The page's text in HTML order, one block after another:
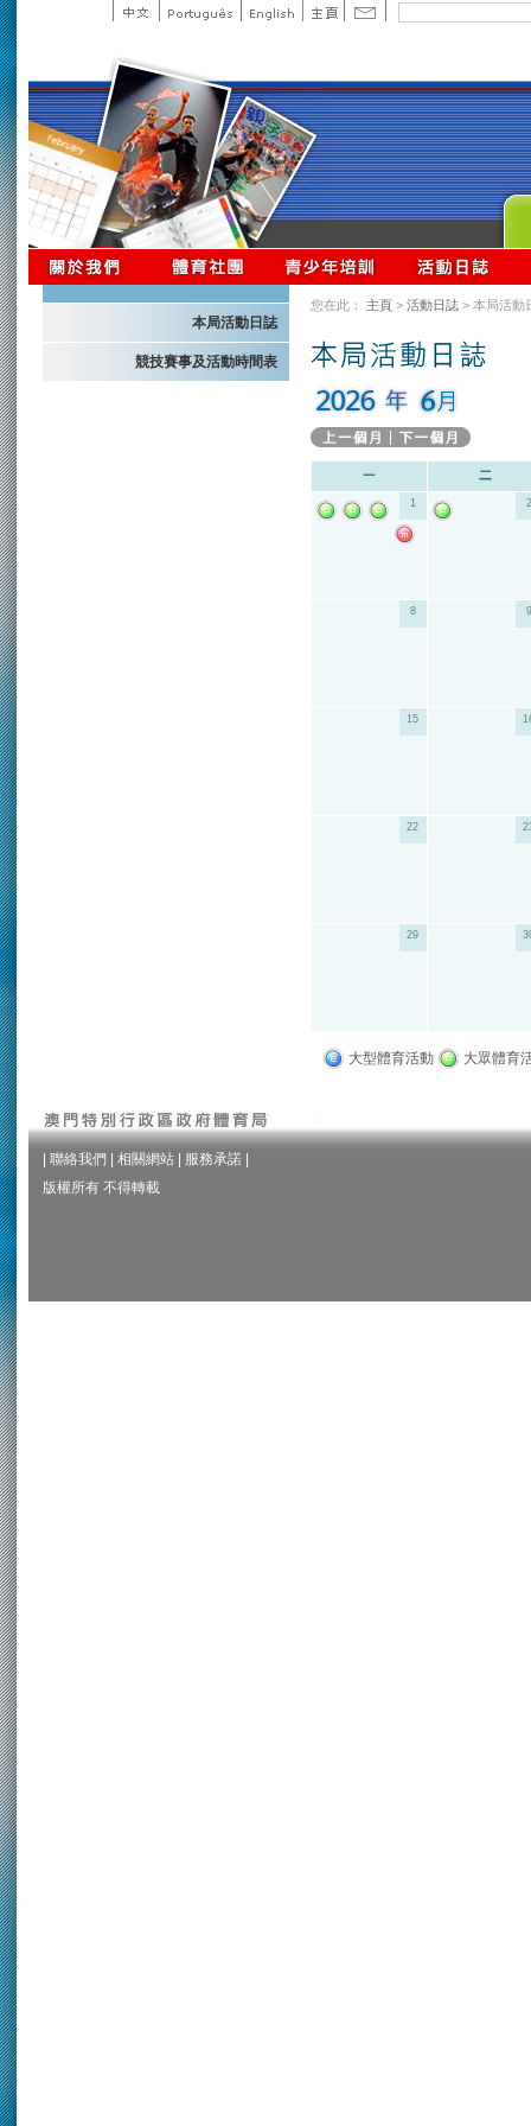
本局活動日誌
競技賽事及活動時間表
您在此： 主頁 > 活動日誌 > 本局活動
1 2
8 9
15
22
29
大型體育活動 大眾體育
聯絡我們 相關網站 服務承諾
版權所有 不得轉載